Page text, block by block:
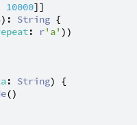
10000]]
): String {
: r'a' ))
: String) {
()